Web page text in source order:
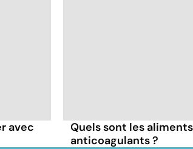
avec
Quels sont les
anticoagulants ?